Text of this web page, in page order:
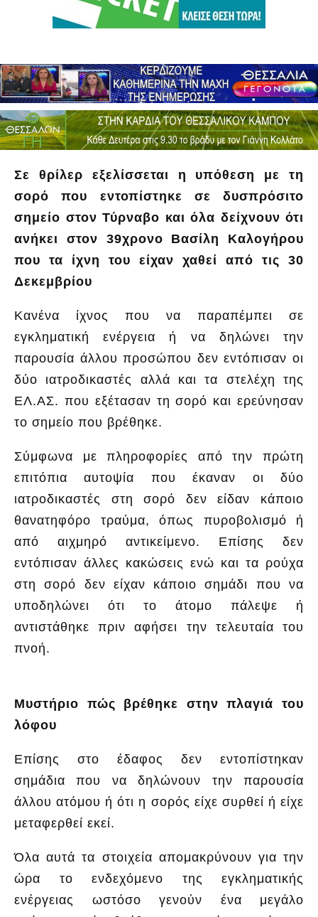
Σε θρίλερ εξελίσσεται η υπόθεση με τη
σορό που εντοπίστηκε σε δυσπρόσιτο
σημείο στον Τύρναβο και όλα δείχνουν ότι
ανήκει στον 39χρονο Βασίλη Καλογήρου
που τα ίχνη του είχαν χαθεί από τις 30
Δεκεμβρίου
Κανένα ίχνος που να παραπέμπει σε
εγκληματική ενέργεια ή να δηλώνει την
παρουσία άλλου προσώπου δεν εντόπισαν οι
δύο ιατροδικαστές αλλά και τα στελέχη της
ΕΛ.ΑΣ. που εξέτασαν τη σορό και ερεύνησαν
το σημείο που βρέθηκε.
Σύμφωνα με πληροφορίες από την πρώτη
επιτόπια αυτοψία που έκαναν οι δύο
ιατροδικαστές στη σορό δεν είδαν κάποιο
θανατηφόρο τραύμα, όπως πυροβολισμό ή
από αιχμηρό αντικείμενο. Επίσης δεν
εντόπισαν άλλες κακώσεις ενώ και τα ρούχα
στη σορό δεν είχαν κάποιο σημάδι που να
υποδηλώνει ότι το άτομο πάλεψε ή
αντιστάθηκε πριν αφήσει την τελευταία του
πνοή.
Μυστήριο πώς βρέθηκε στην πλαγιά του
λόφου
Επίσης στο έδαφος δεν εντοπίστηκαν
σημάδια που να δηλώνουν την παρουσία
άλλου ατόμου ή ότι η σορός είχε συρθεί ή είχε
μεταφερθεί εκεί.
Όλα αυτά τα στοιχεία απομακρύνουν για την
ώρα το ενδεχόμενο της εγκληματικής
ενέργειας ωστόσο γενούν ένα μεγάλο